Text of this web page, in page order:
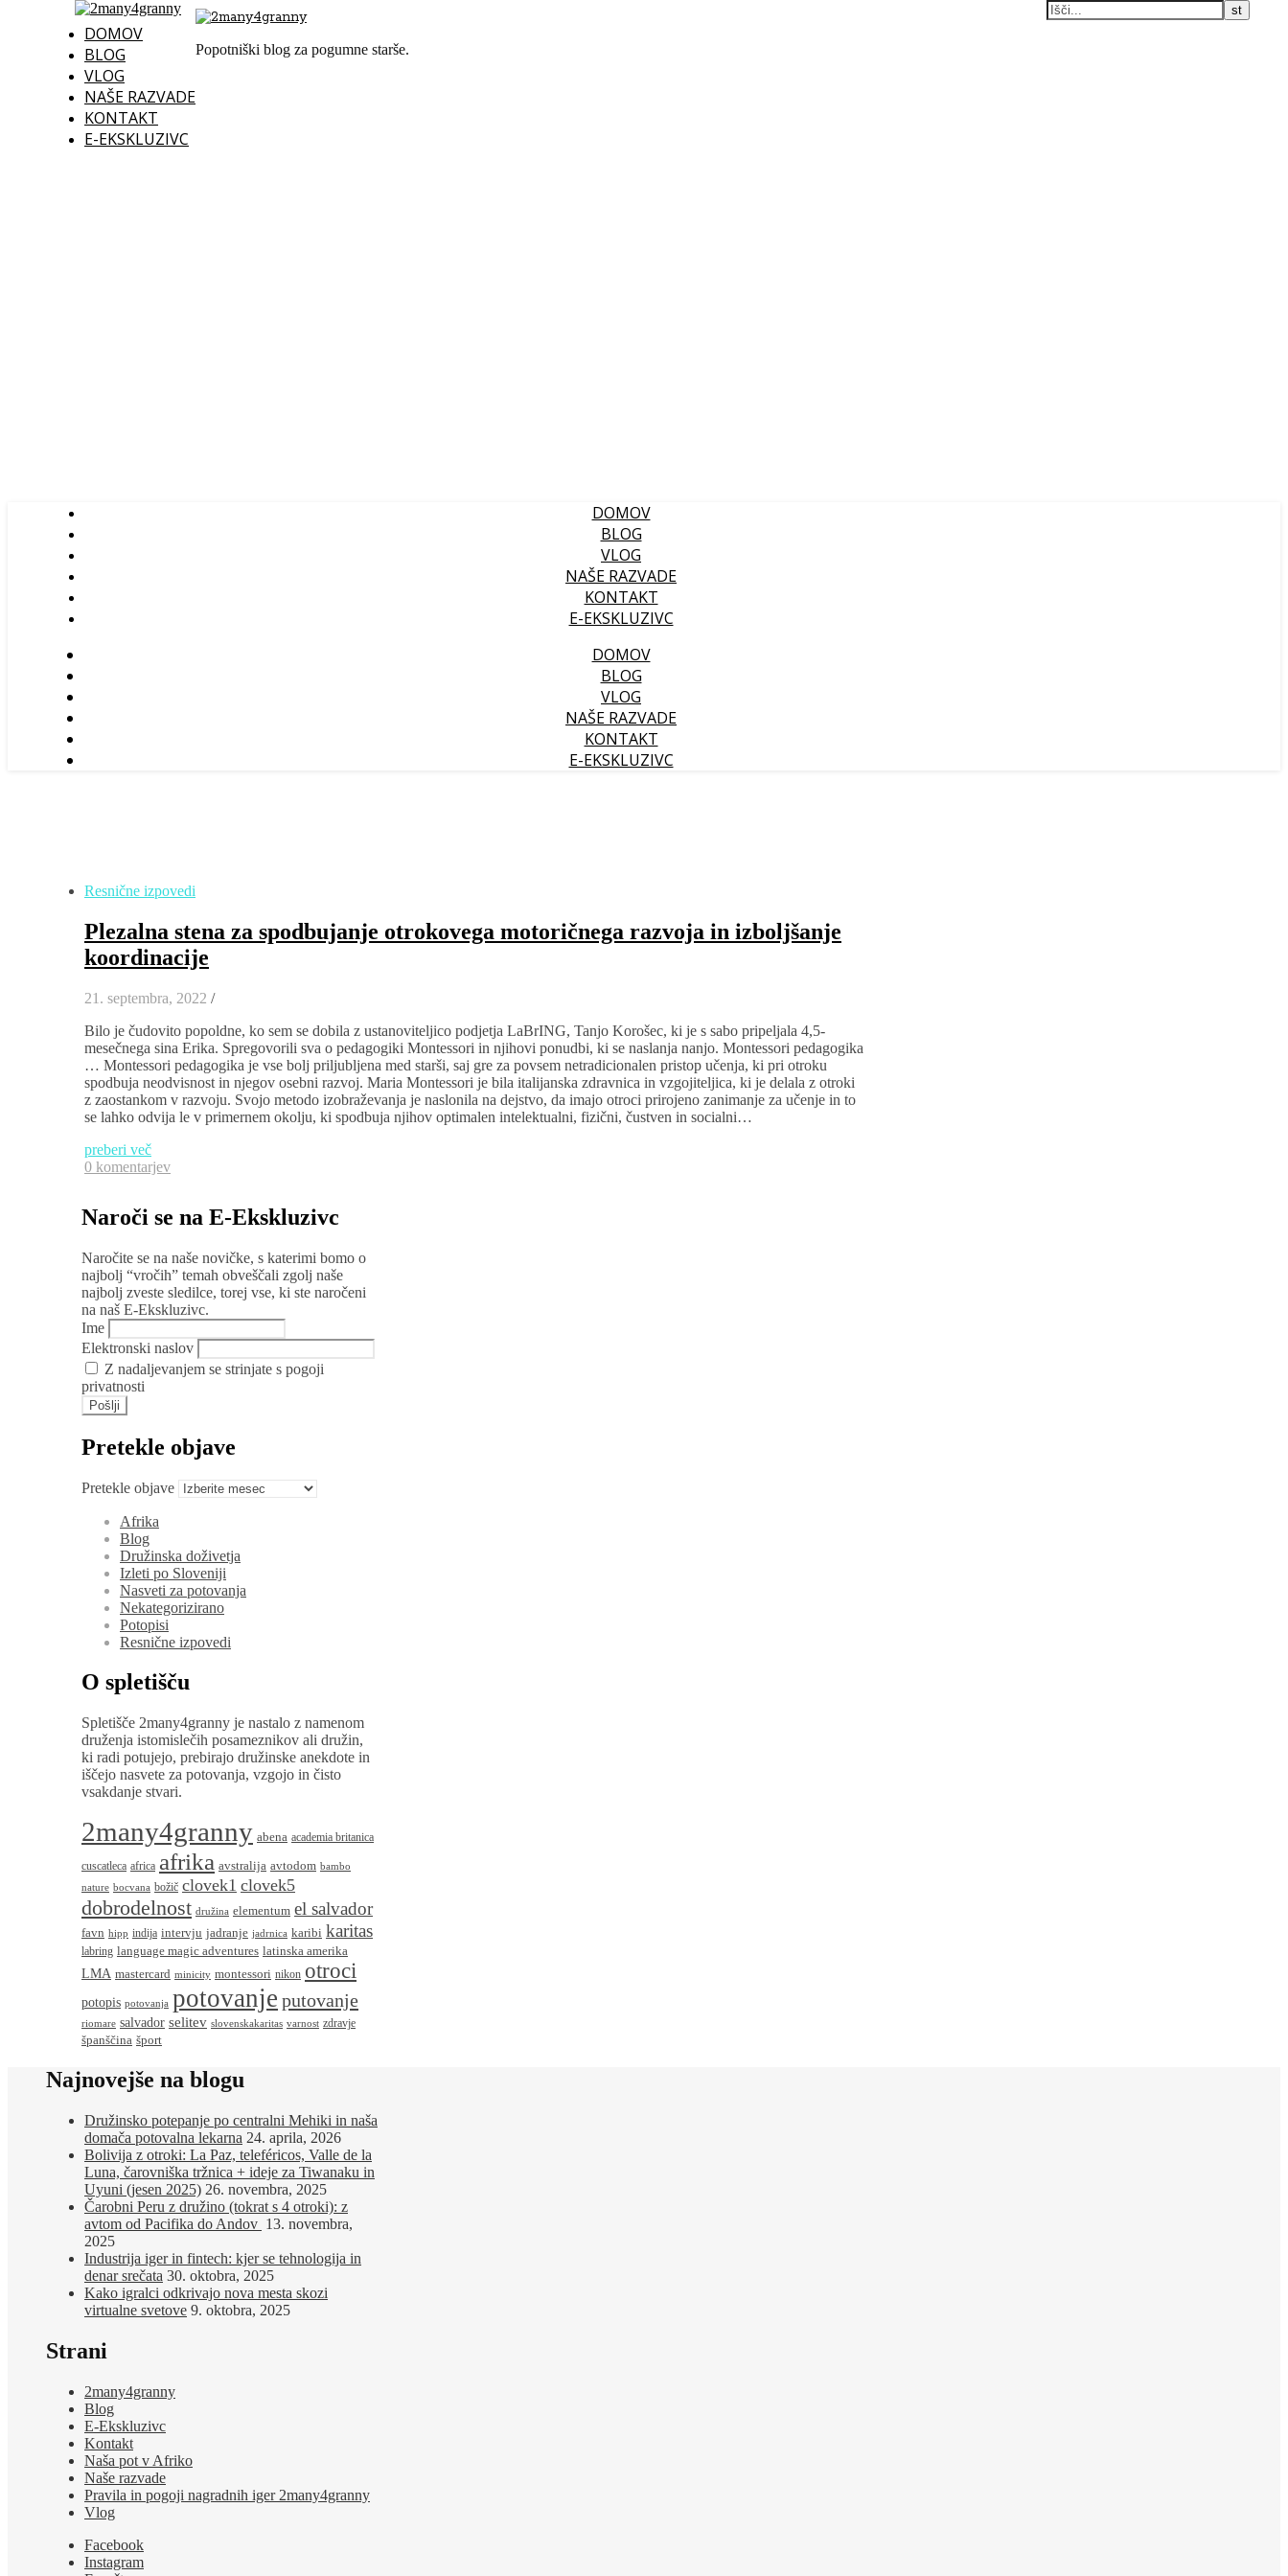
DOMOV
BLOG
VLOG
NAŠE RAZVADE
KONTAKT
E-EKSKLUZIVC
Popotniški blog za pogumne starše.
DOMOV
BLOG
VLOG
NAŠE RAZVADE
KONTAKT
E-EKSKLUZIVC
DOMOV
BLOG
VLOG
NAŠE RAZVADE
KONTAKT
E-EKSKLUZIVC
Resnične izpovedi
Plezalna stena za spodbujanje otrokovega motoričnega razvoja in izboljšanje
koordinacije
21. septembra, 2022 /
Bilo je čudovito popoldne, ko sem se dobila z ustanoviteljico podjetja LaBrING, Tanjo Korošec, ki je s sabo pripeljala 4,5-
mesečnega sina Erika. Spregovorili sva o pedagogiki Montessori in njihovi ponudbi, ki se naslanja nanjo. Montessori pedagogika
… Montessori pedagogika je vse bolj priljubljena med starši, saj gre za povsem netradicionalen pristop učenja, ki pri otroku
spodbuja neodvisnost in njegov osebni razvoj. Maria Montessori je bila italijanska zdravnica in vzgojiteljica, ki je delala z otroki
z zaostankom v razvoju. Svojo metodo izobraževanja je naslonila na dejstvo, da imajo otroci prirojeno zanimanje za učenje in to
se lahko odvija le v primernem okolju, ki spodbuja njihov optimalen intelektualni, fizični, čustven in socialni…
preberi več
0 komentarjev
Naroči se na E-Ekskluzivc
Naročite se na naše novičke, s katerimi bomo o
najbolj “vročih” temah obveščali zgolj naše
najbolj zveste sledilce, torej vse, ki ste naročeni
na naš E-Ekskluzivc.
Ime
Elektronski naslov
Z nadaljevanjem se strinjate s pogoji
privatnosti
Pretekle objave
Pretekle objave
Afrika
Blog
Družinska doživetja
Izleti po Sloveniji
Nasveti za potovanja
Nekategorizirano
Potopisi
Resnične izpovedi
O spletišču
Spletišče 2many4granny je nastalo z namenom
druženja istomislečih posameznikov ali družin,
ki radi potujejo, prebirajo družinske anekdote in
iščejo nasvete za potovanja, vzgojo in čisto
vsakdanje stvari.
2many4granny abena academia britanica
cuscatleca africa afrika avstralija avtodom bambo
nature bocvana božič clovek1 clovek5
dobrodelnost družina elementum el salvador
favn hipp indija intervju jadranje jadrnica karibi karitas
labring language magic adventures latinska amerika
LMA mastercard minicity montessori nikon otroci
potopis potovanja potovanje putovanje
riomare salvador selitev slovenskakaritas varnost zdravje
španščina šport
Najnovejše na blogu
Družinsko potepanje po centralni Mehiki in naša
domača potovalna lekarna 24. aprila, 2026
Bolivija z otroki: La Paz, teleféricos, Valle de la
Luna, čarovniška tržnica + ideje za Tiwanaku in
Uyuni (jesen 2025) 26. novembra, 2025
Čarobni Peru z družino (tokrat s 4 otroki): z
avtom od Pacifika do Andov 13. novembra,
2025
Industrija iger in fintech: kjer se tehnologija in
denar srečata 30. oktobra, 2025
Kako igralci odkrivajo nova mesta skozi
virtualne svetove 9. oktobra, 2025
Strani
2many4granny
Blog
E-Ekskluzivc
Kontakt
Naša pot v Afriko
Naše razvade
Pravila in pogoji nagradnih iger 2many4granny
Vlog
Facebook
Instagram